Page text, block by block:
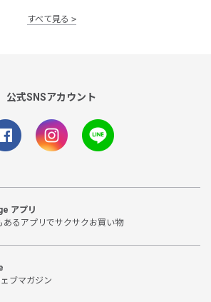
すべて見る
公式SNSアカウント
アプリ
あるアプリでサクサクお買い物
ブマガジン